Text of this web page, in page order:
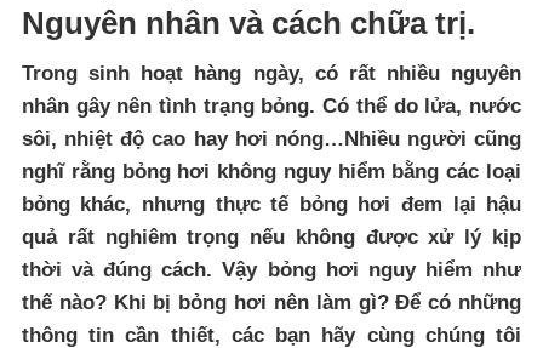
Nguyên nhân và cách chữa trị.
Trong sinh hoạt hàng ngày, có rất nhiều nguyên
nhân gây nên tình trạng bỏng. Có thể do lửa, nước
sôi, nhiệt độ cao hay hơi nóng…Nhiều người cũng
nghĩ rằng bỏng hơi không nguy hiểm bằng các loại
bỏng khác, nhưng thực tế bỏng hơi đem lại hậu
quả rất nghiêm trọng nếu không được xử lý kịp
thời và đúng cách. Vậy bỏng hơi nguy hiểm như
thế nào? Khi bị bỏng hơi nên làm gì? Để có những
thông tin cần thiết, các bạn hãy cùng chúng tôi